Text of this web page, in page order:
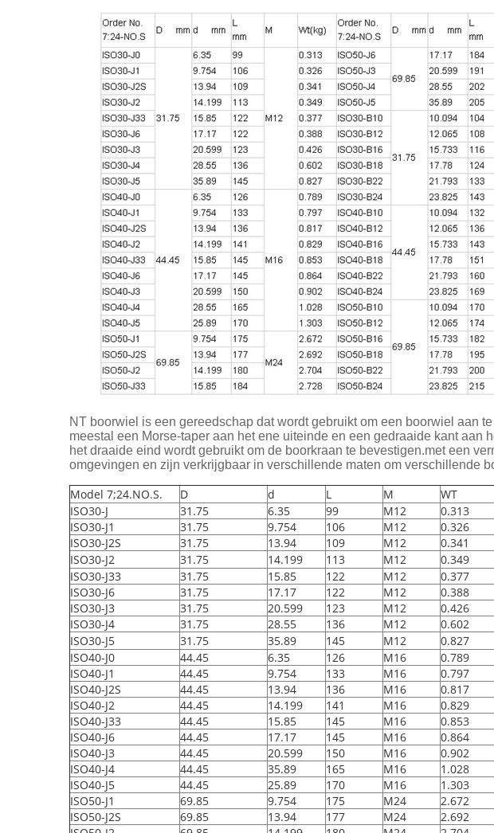
NT boorwiel is een gereedschap dat wordt gebruikt om een boorwiel aan
meestal een Morse-taper aan het ene uiteinde en een gedraaide kant
het draaide eind wordt gebruikt om de boorkraan te bevestigen.met een
omgevingen en zijn verkrijgbaar in verschillende maten om verschillende
Model 7;24.NO.S. D d L M
WT
ISO30-J
31.75 6.35 99 M12
0.313
ISO30-J1
31.75 9.754 106 M12
0.326
ISO30-J2S
31.75 13.94 109 M12
0.341
ISO30-J2
31.75 14.199 113 M12
0.349
ISO30-J33
31.75 15.85 122 M12
0.377
ISO30-J6
31.75 17.17 122 M12
0.388
ISO30-J3
31.75 20.599 123 M12
0.426
ISO30-J4
31.75 28.55 136 M12
0.602
ISO30-J5
31.75 35.89 145 M12
0.827
ISO40-J0
44.45 6.35 126 M16
0.789
ISO40-J1
44.45 9.754 133 M16
0.797
ISO40-J2S
44.45 13.94 136 M16
0.817
ISO40-J2
44.45 14.199 141 M16
0.829
ISO40-J33
44.45 15.85 145 M16
0.853
ISO40-J6
44.45 17.17 145 M16
0.864
ISO40-J3
44.45 20.599 150 M16
0.902
ISO40-J4
44.45 35.89 165 M16
1.028
ISO40-J5
44.45 25.89 170 M16
1.303
ISO50-J1
69.85 9.754 175 M24
2.672
ISO50-J2S
69.85 13.94 177 M24
2.692